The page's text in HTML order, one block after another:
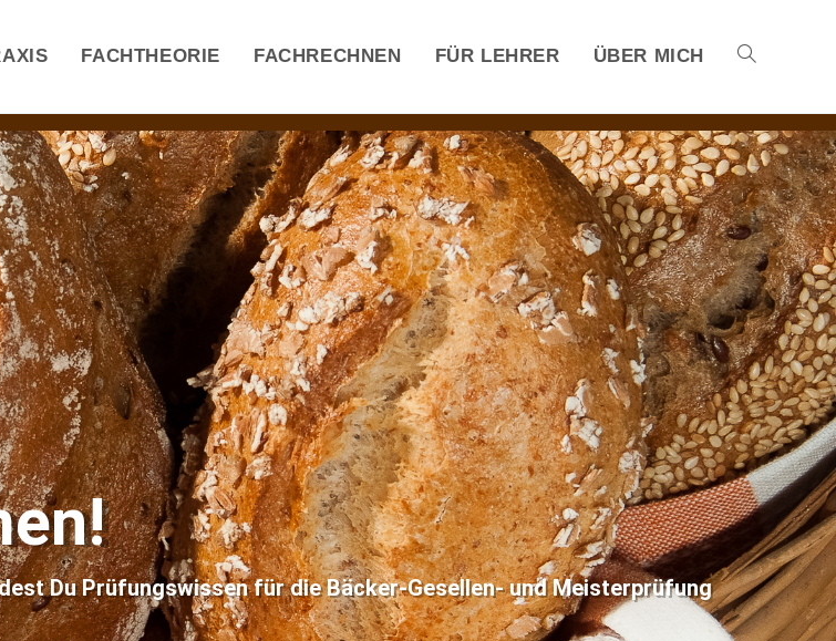
FACHTHEORIE FACHRECHNEN FÜR LEHRER ÜBER MICH
Du Prüfungswissen für die Bäcker-Gesellen- und Meisterprüfung